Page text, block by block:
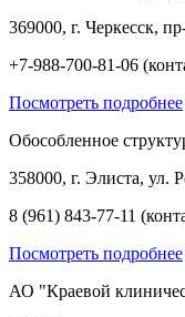
369000, г. Черкесск,
+7-988-700-81-06
Посмотреть подробнее
Обособленное
358000, г. Элиста, ул.
8 (961) 843-77-11
Посмотреть подробнее
АО "Краевой